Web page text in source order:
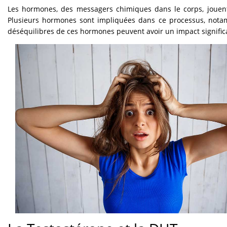
Les hormones, des messagers chimiques dans le corps,
Plusieurs hormones sont impliquées dans ce processus,
déséquilibres de ces hormones peuvent avoir un impact